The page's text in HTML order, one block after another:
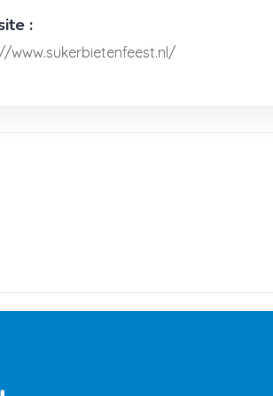
:
www.sukerbietenfeest.nl/